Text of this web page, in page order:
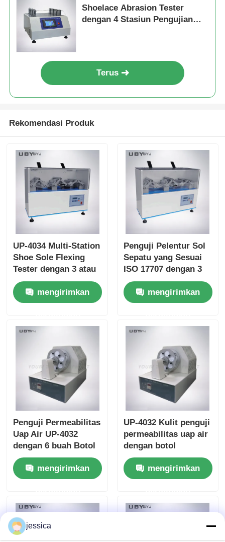
Shoelace Abrasion Tester
dengan 4 Stasiun Pengujian
Terus
Rekomendasi Produk
UP-4034 Multi-Station
Shoe Sole Flexing
Tester dengan 3 atau
6 Stasiun Sudut
Bending 90° ± 2° dan
Kecepatan 125 - 150
mengirimkan
Penguji Pelentur Sol
Sepatu yang Sesuai
ISO 17707 dengan 3
atau 6 Stasiun dan
Kecepatan Bending
125-150 cpm
mengirimkan
Penguji Permeabilitas
Uap Air UP-4032
dengan 6 buah Botol
Uji, Kecepatan
Tempat Botol 75
±5cpm, dan Diameter
untuk Kulit dan
Tekstil
mengirimkan
UP-4032 Kulit penguji
permeabilitas uap air
dengan botol
pengujian 6pcs untuk
sepatu EN ISO 20344
SATRA TM172
mengirimkan
jessica